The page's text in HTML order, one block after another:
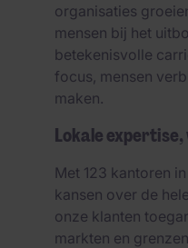
organisaties
mensen bij het
betekenisvolle
focus, mensen
maken.
Lokale
Met 123 kantoren
kansen over de
onze klanten
markten en